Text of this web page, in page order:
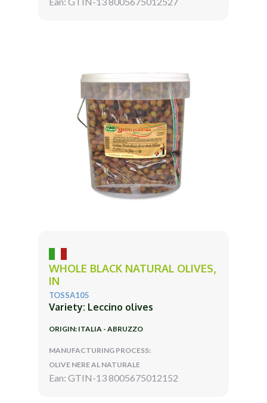
WHOLE BLACK NATURAL OLIVES,
IN
TOSSA105
Variety: Leccino olives
ORIGIN: ITALIA - ABRUZZO
MANUFACTURING PROCESS:
OLIVE NERE AL NATURALE
Ean: GTIN-13 8005675012152